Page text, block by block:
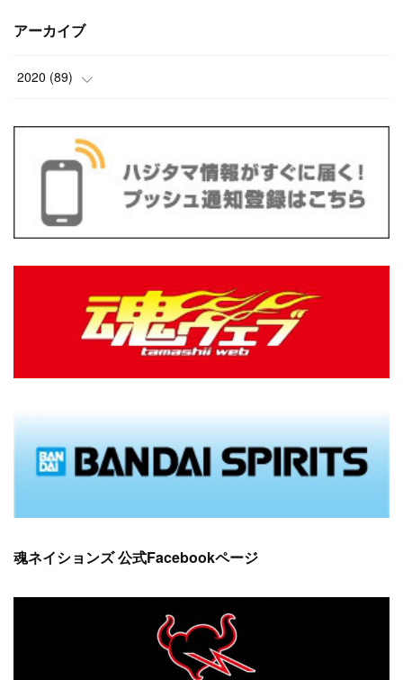
アーカイブ
2020 (89)
(10)
(18)
魂ネイションズ 公式Facebookページ